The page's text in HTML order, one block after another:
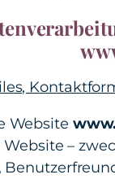
Website
–